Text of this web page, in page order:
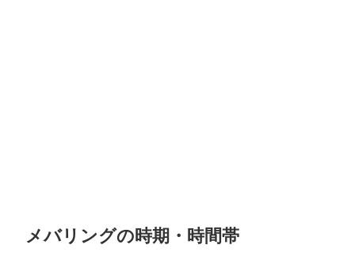
メバリングの時期・時間帯